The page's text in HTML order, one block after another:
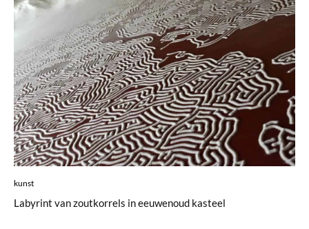
kunst
Labyrint van zoutkorrels in eeuwenoud kasteel